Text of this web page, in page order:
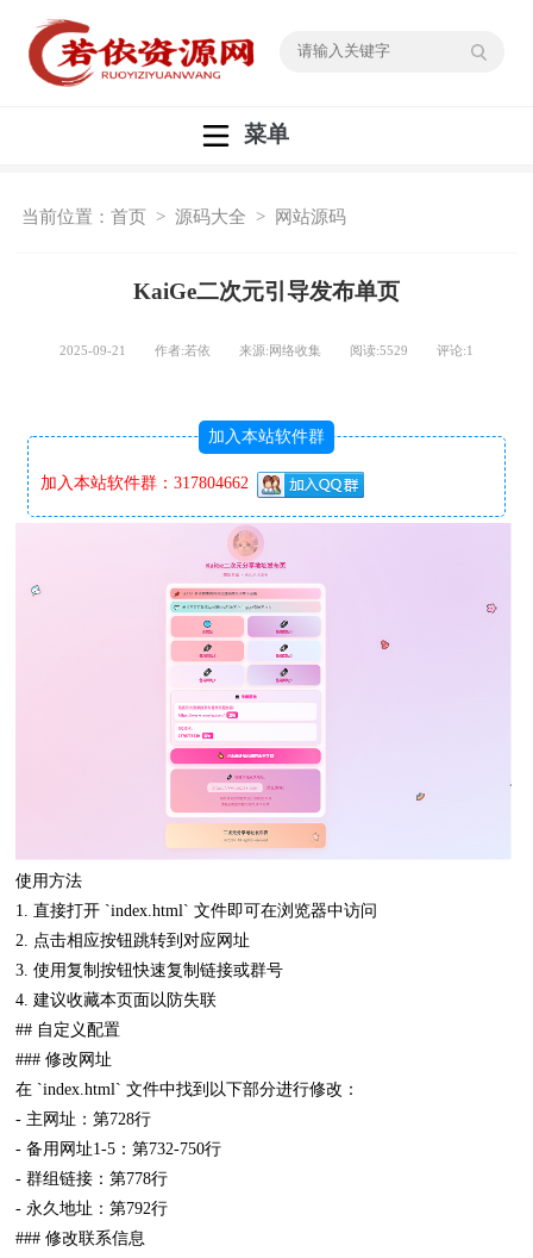
菜单
当前位置：首页 >源码大全 > 网站源码
KaiGe二次元引导发布单页
2025-09-21 作者:若依 来源:网络收集 阅读:5529 评论:1
加入本站软件群
加入本站软件群：317804662
使用方法
1. 直接打开 `index.html` 文件即可在浏览器中访问
2. 点击相应按钮跳转到对应网址
3. 使用复制按钮快速复制链接或群号
4. 建议收藏本页面以防失联
## 自定义配置
### 修改网址
在 `index.html` 文件中找到以下部分进行修改：
- 主网址：第728行
- 备用网址1-5：第732-750行
- 群组链接：第778行
- 永久地址：第792行
### 修改联系信息